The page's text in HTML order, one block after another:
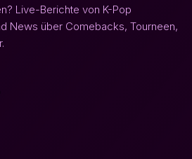
Live-Berichte von K-Pop
News über Comebacks, Tourneen,